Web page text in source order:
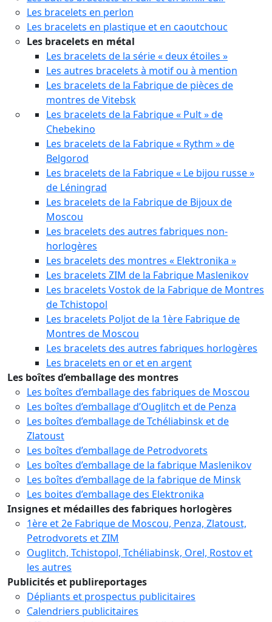
Les bracelets en perlon
Les bracelets en plastique et en caoutchouc
Les bracelets en métal
Les bracelets de la série « deux étoiles »
Les autres bracelets à motif ou à mention
Les bracelets de la Fabrique de pièces de
montres de Vitebsk
Les bracelets de la Fabrique « Pult » de
Chebekino
Les bracelets de la Fabrique « Rythm » de
Belgorod
Les bracelets de la Fabrique « Le bijou russe »
de Léningrad
Les bracelets de la Fabrique de Bijoux de
Moscou
Les bracelets des autres fabriques non-
horlogères
Les bracelets des montres « Elektronika »
Les bracelets ZIM de la Fabrique Maslenikov
Les bracelets Vostok de la Fabrique de Montres
de Tchistopol
Les bracelets Poljot de la 1ère Fabrique de
Montres de Moscou
Les bracelets des autres fabriques horlogères
Les bracelets en or et en argent
Les boîtes d’emballage des montres
Les boîtes d’emballage des fabriques de Moscou
Les boîtes d’emballage d’Ouglitch et de Penza
Les boîtes d’emballage de Tchéliabinsk et de
Zlatoust
Les boîtes d’emballage de Petrodvorets
Les boîtes d’emballage de la fabrique Maslenikov
Les boîtes d’emballage de la fabrique de Minsk
Les boites d’emballage des Elektronika
Insignes et médailles des fabriques horlogères
1ère et 2e Fabrique de Moscou, Penza, Zlatoust,
Petrodvorets et ZIM
Ouglitch, Tchistopol, Tchéliabinsk, Orel, Rostov et
les autres
Publicitéset publireportages
Dépliants et prospectus publicitaires
Calendriers publicitaires